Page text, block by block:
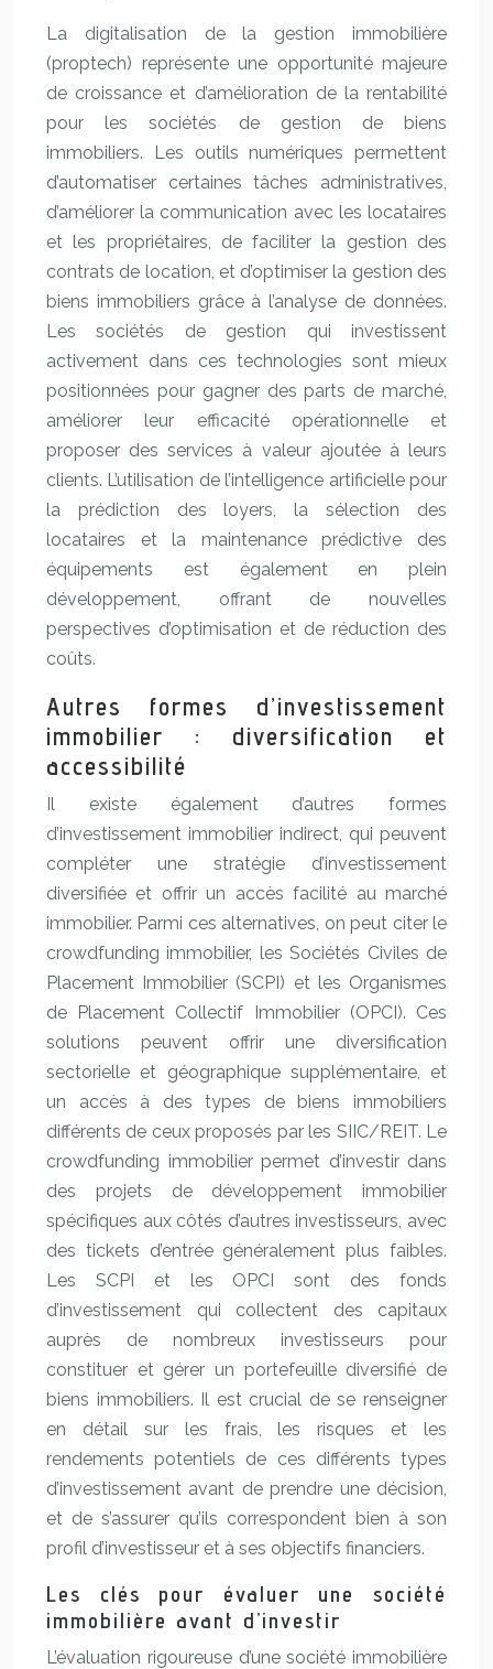
La digitalisation de la gestion immobilière
(proptech) représente une opportunité majeure
de croissance et d’amélioration de la rentabilité
pour les sociétés de gestion de biens
immobiliers. Les outils numériques permettent
d’automatiser certaines tâches administratives,
d’améliorer la communication avec les locataires
et les propriétaires, de faciliter la gestion des
contrats de location, et d’optimiser la gestion des
biens immobiliers grâce à l’analyse de données.
Les sociétés de gestion qui investissent
activement dans ces technologies sont mieux
positionnées pour gagner des parts de marché,
améliorer leur efficacité opérationnelle et
proposer des services à valeur ajoutée à leurs
clients. L’utilisation de l’intelligence artificielle pour
la prédiction des loyers, la sélection des
locataires et la maintenance prédictive des
équipements est également en plein
développement, offrant de nouvelles
perspectives d’optimisation et de réduction des
coûts.
Autres formes d’investissement
immobilier : diversification et
accessibilité
Il existe également d’autres formes
d’investissement immobilier indirect, qui peuvent
compléter une stratégie d’investissement
diversifiée et offrir un accès facilité au marché
immobilier. Parmi ces alternatives, on peut citer le
crowdfunding immobilier, les Sociétés Civiles de
Placement Immobilier (SCPI) et les Organismes
de Placement Collectif Immobilier (OPCI). Ces
solutions peuvent offrir une diversification
sectorielle et géographique supplémentaire, et
un accès à des types de biens immobiliers
différents de ceux proposés par les SIIC/REIT. Le
crowdfunding immobilier permet d’investir dans
des projets de développement immobilier
spécifiques aux côtés d’autres investisseurs, avec
des tickets d’entrée généralement plus faibles.
Les SCPI et les OPCI sont des fonds
d’investissement qui collectent des capitaux
auprès de nombreux investisseurs pour
constituer et gérer un portefeuille diversifié de
biens immobiliers. Il est crucial de se renseigner
en détail sur les frais, les risques et les
rendements potentiels de ces différents types
d’investissement avant de prendre une décision,
et de s’assurer qu’ils correspondent bien à son
profil d’investisseur et à ses objectifs financiers.
Les clés pour évaluer une société
immobilière avant d’investir
L’évaluation rigoureuse d’une société immobilière